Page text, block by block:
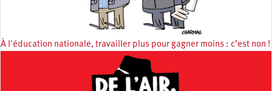
À l'éducation nationale, travailler plus pour gagner moins : c’est non !